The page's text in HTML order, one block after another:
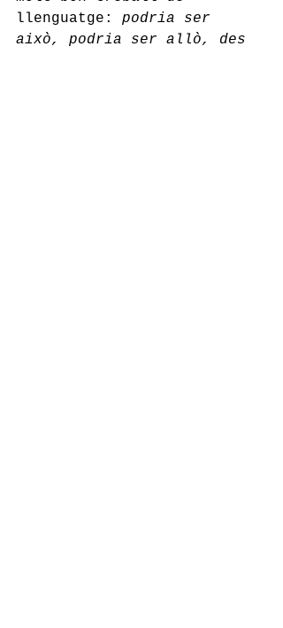
llenguatge: podria ser
això, podria ser allò, des